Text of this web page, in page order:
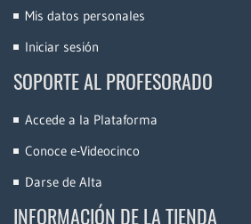
Mis datos personales
Iniciar sesión
SOPORTE AL PROFESORADO
Accede a la Plataforma
Conoce e-Videocinco
Darse de Alta
INFORMACIÓN DE LA TIENDA